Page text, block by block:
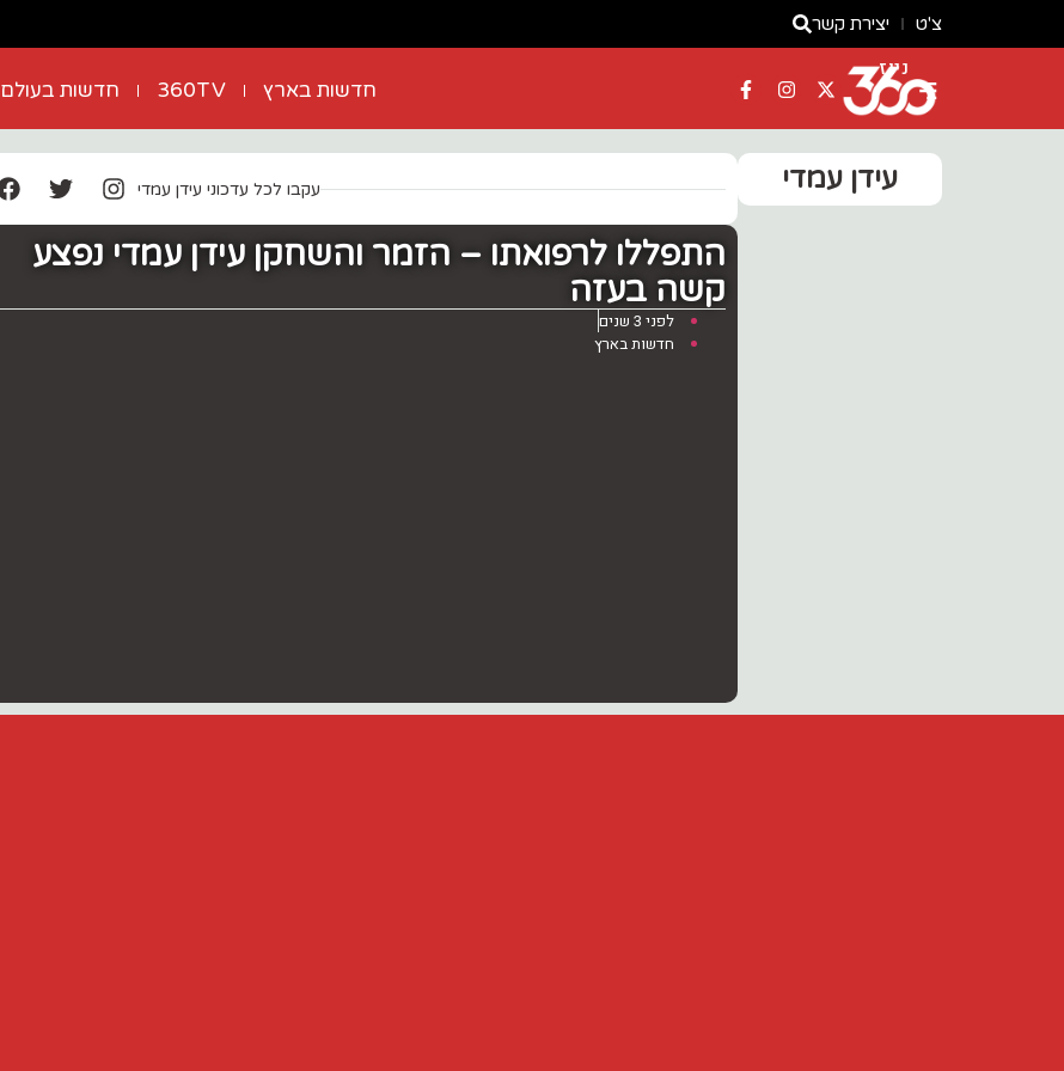
צ'ט יצירת קשר
ניוז
חדשות בארץ 360TV חדשות בעולם
עידן עמדי עקבו לכל עדכוני עידן עמדי
התפללו לרפואתו – הזמר והשחקן עידן עמדי נפצע
קשה בעזה
לפני 3 שנים
חדשות בארץ